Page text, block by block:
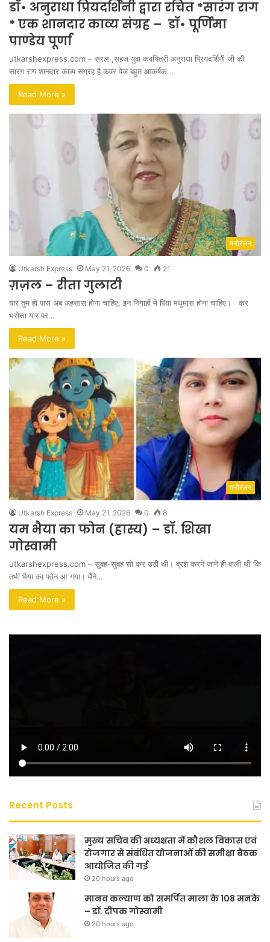
डॉ• अनुराधा प्रियदर्शिनी द्वारा रचित *सारंग राग
* एक शानदार काव्य संग्रह – डॉ• पूर्णिमा
पाण्डेय पूर्णा
utkarshexpress.com – सरल ,सहज युवा कवयित्री अनुराधा प्रियदर्शिनी जी की
सारंग राग शानदार काव्य संग्रह है कवर पेज बहुत आकर्षक…
Read More »
मनोरंजन
Utkarsh Express May 21, 2026 0 21
ग़ज़ल – रीता गुलाटी
यार तुम हो पास अब अहसास होना चाहिए, इन निगाहों मे पिया मधुमास होना चाहिए। कर
भरोसा यार पर…
Read More »
मनोरंजन
Utkarsh Express May 21, 2026 0 8
यम भैया का फोन (हास्य) – डॉ. शिखा
गोस्वामी
utkarshexpress.com – सुबह-सुबह सो कर उठी थी। ब्रश करने जाने ही वाली थी कि
तभी भैया का फोन आ गया। मैंने…
Read More »
Recent Posts
मुख्य सचिव की अध्यक्षता में कौशल विकास एवं
रोजगार से संबंधित योजनाओं की समीक्षा बैठक
आयोजित की गई
20 hours ago
मानव कल्याण को समर्पित माला के 108 मनके
– डॉ. दीपक गोस्वामी
20 hours ago